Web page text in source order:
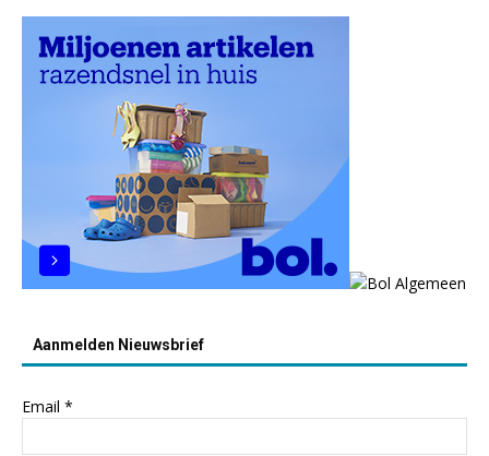
Aanmelden Nieuwsbrief
Email *